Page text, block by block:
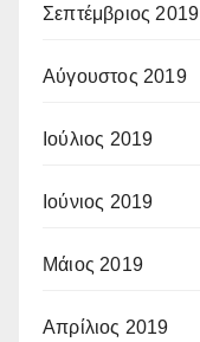
Σεπτέμβριος 2019
Αύγουστος 2019
Ιούλιος 2019
Ιούνιος 2019
Μάιος 2019
Απρίλιος 2019